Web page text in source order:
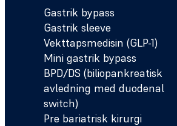
Gastrik bypass
Gastrik sleeve
Vekttapsmedisin (GLP-1)
Mini gastrik bypass
BPD/DS (biliopankreatisk
avledning med duodenal
switch)
Pre bariatrisk kirurgi